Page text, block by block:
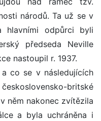
národů. Ta už se v
hlavními odpůrci byli
předseda Neville
nastoupil r. 1937.
co se v následujících
britské
něm nakonec zvítězila
a byla uchráněna i